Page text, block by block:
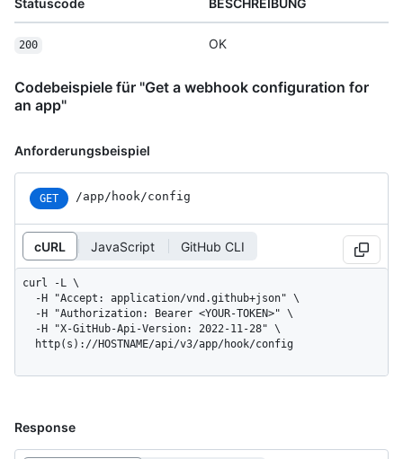
Statuscode BESCHREIBUNG
200 OK
Codebeispiele für "Get a webhook configuration for
an app"
Anforderungsbeispiel
GET /app/hook/config
cURL JavaScript GitHub CLI
curl -L \
  http(s)://HOSTNAME/api/v3/app/hook/config
Response